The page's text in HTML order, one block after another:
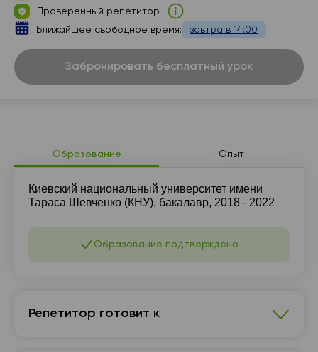
Образование Опыт
Киевский национальный университет имени
Тараса Шевченко (КНУ), бакалавр, 2018 - 2022
Образование подтверждено
Репетитор готовит к
Проверенный репетитор
Ближайшее свободное время:
завтра в 14:00
Забронировать бесплатный урок
16:30
17:30